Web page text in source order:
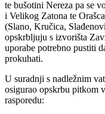
te bušotini Nereza pa se
i Velikog Zatona te
(Slano, Kručica,
opskrbljuju s izvorišta
uporabe potrebno pustiti
prokuhati.
U suradnji s nadležnim
osigurao opskrbu pitkom
rasporedu: